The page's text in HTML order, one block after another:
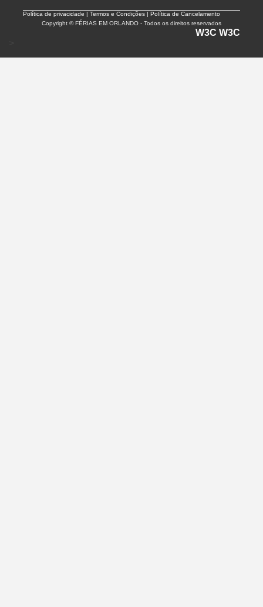
Política de privacidade |Termos e Condições | Política de Cancelamento
Copyright © FÉRIAS EM ORLANDO - Todos os direitos reservados
W3C W3C